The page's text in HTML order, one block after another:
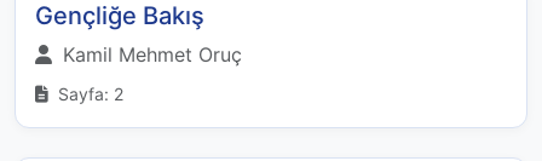
Gençliğe Bakış
Kamil Mehmet Oruç
Sayfa: 2